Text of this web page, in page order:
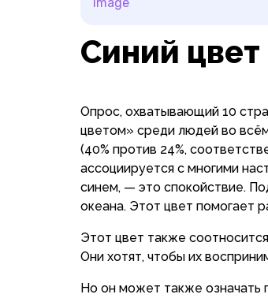
Синий цвет
Опрос, охватывающий 10
цветом» среди людей во
(40% против 24%,
ассоциируется с многими
синем, — это спокойствие.
океана. Этот цвет помогает
Этот цвет также
Они хотят, чтобы их
Но он может также означать